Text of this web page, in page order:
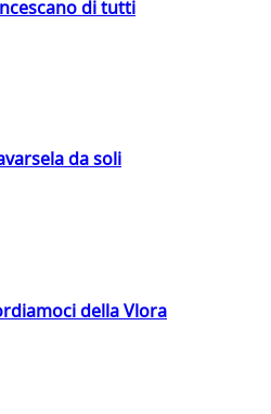
di tutti
da soli
della Vlora